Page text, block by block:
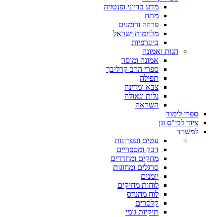
מדע בדיוני ופנטזיה
מתח
פרוזה ורומנים
מלחמות ישראל
ביוגרפיות
הגות ואמונה
אמונה ומוסר
ספרי הרב קרליבך
תפילה
צבא ומדינה
גלות וגאולה
השראה
ספרי לימוד
ציוד לבי"ס וגן
למשרד
עטים ועפרונות
דבק ומספריים
מחקים ומחדדים
סרגלים ומחוגות
יומנים
לוחות מחיקים
לוח מהנדס
קלסרים
תיקיות גומי